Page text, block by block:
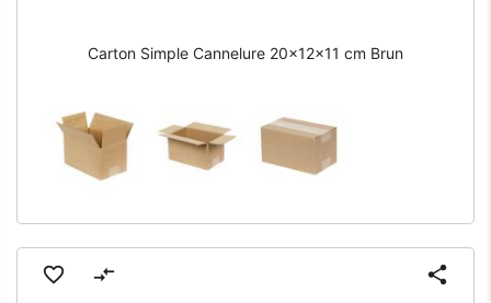
Carton Simple Cannelure 20x12x11 cm Brun